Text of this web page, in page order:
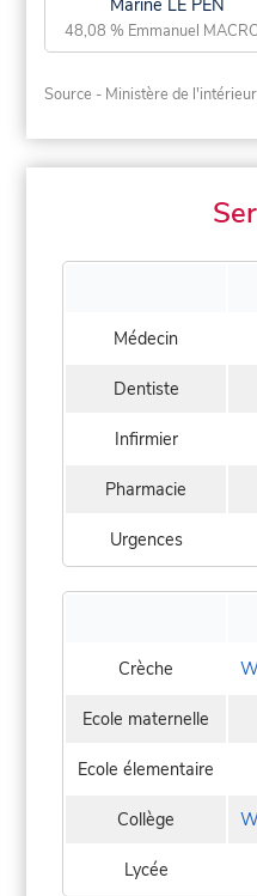
Marine LE PEN
48,08 % Emmanuel
Source - Ministère de l'intérieur
Médecin
Dentiste
Infirmier
Pharmacie
Urgences
Crèche
Ecole maternelle
Ecole élementaire
Collège
Lycée